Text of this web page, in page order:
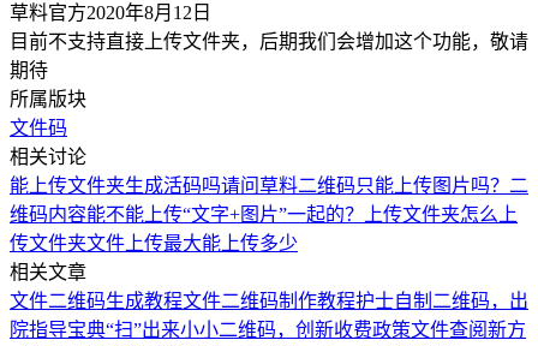
草料官方2020年8月12日
目前不支持直接上传文件夹，后期我们会增加这个功能，敬请
期待
所属版块
文件码
相关讨论
能上传文件夹生成活码吗请问草料二维码只能上传图片吗？二
维码内容能不能上传“文字+图片”一起的？
上传文件夹怎么上
传文件夹文件上传最大能上传多少
相关文章
文件二维码生成教程文件二维码制作教程护士自制二维码，出
院指导宝典“扫”出来小小二维码，创新收费政策文件查阅新方